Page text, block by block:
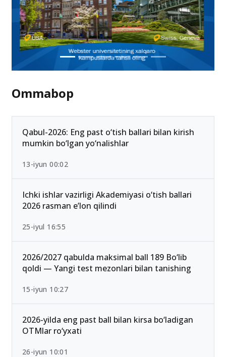
Ommabop
Qabul-2026: Eng past o‘tish ballari bilan kirish
mumkin bo‘lgan yo‘nalishlar
13-iyun 00:02
Ichki ishlar vazirligi Akademiyasi o‘tish ballari
2026 rasman e’lon qilindi
25-iyul 16:55
2026/2027 qabulda maksimal ball 189 Bo‘lib
qoldi — Yangi test mezonlari bilan tanishing
15-iyun 10:27
2026-yilda eng past ball bilan kirsa bo‘ladigan
OTMlar ro‘yxati
26-iyun 10:01